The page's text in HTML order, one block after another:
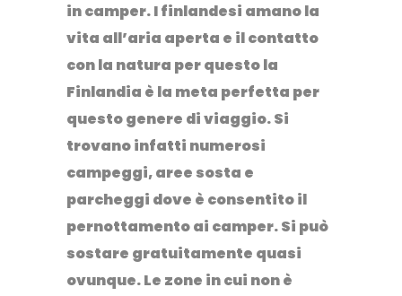
in camper. I finlandesi amano la
vita all’aria aperta e il contatto
con la natura per questo la
Finlandia è la meta perfetta per
questo genere di viaggio. Si
trovano infatti numerosi
campeggi, aree sosta e
parcheggi dove è consentito il
pernottamento ai camper. Si può
sostare gratuitamente quasi
ovunque. Le zone in cui non è